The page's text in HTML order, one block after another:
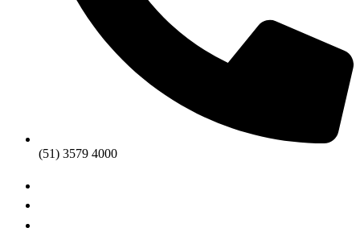
(51) 3579 4000